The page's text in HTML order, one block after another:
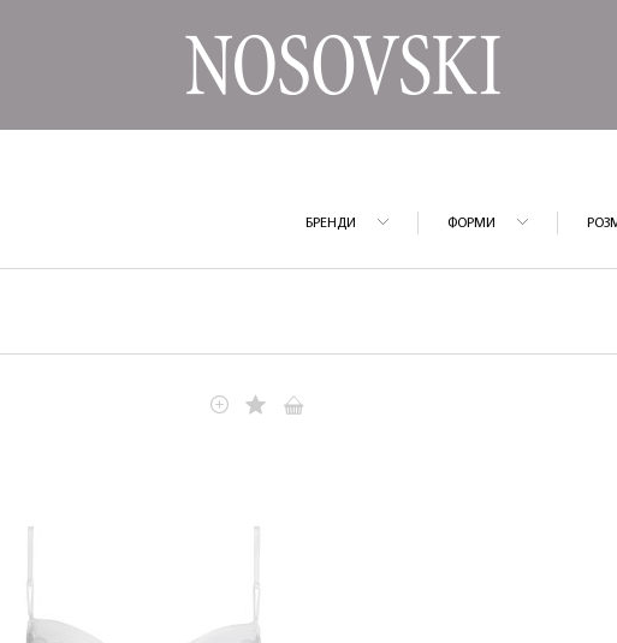
БРЕНДИ ФОРМИ
ЛАСКАВО ПРОСИМО ДО NOSOVSKI.COM! ПРИЙМІТЬ ВІД